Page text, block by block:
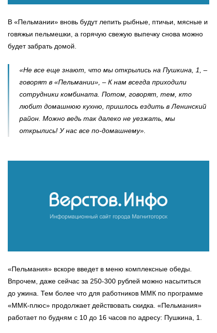
В «Пельмании» вновь будут лепить рыбные, птичьи, мясные и
говяжьи пельмешки, а горячую свежую выпечку снова можно
будет забрать домой.
«Не все еще знают, что мы открылись на Пушкина, 1, –
говорят в «Пельмании», – К нам всегда приходили
сотрудники комбината. Потом, говорят, тем, кто
любит домашнюю кухню, пришлось ездить в Ленинский
район. Можно ведь так далеко не уезжать, мы
открылись! У нас все по-домашнему».
«Пельмания» вскоре введет в меню комплексные обеды.
Впрочем, даже сейчас за 250-300 рублей можно насытиться
до ужина. Тем более что для работников ММК по программе
«ММК-плюс» продолжает действовать скидка. «Пельмания»
работает по будням с 10 до 16 часов по адресу: Пушкина, 1.